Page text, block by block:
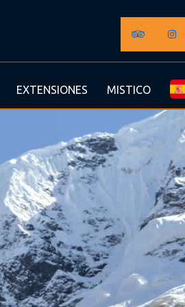
EXTENSIONES MISTICO